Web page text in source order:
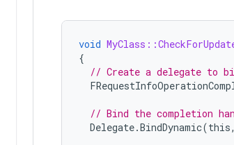
void
{
// Create a delegate to
// Bind the completion
Delegate.BindDynamic(this,